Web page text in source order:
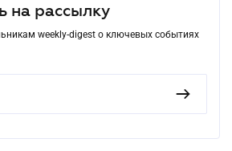
на рассылку
weekly-digest о ключевых событиях